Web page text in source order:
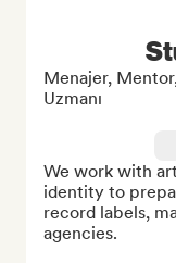
Menajer,
Uzmanı
We work with
identity to
record labels,
agencies.